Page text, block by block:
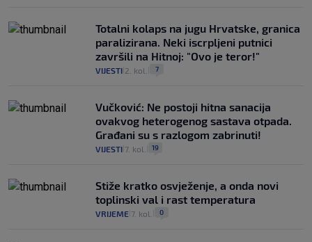
Totalni kolaps na jugu Hrvatske, granica
paralizirana. Neki iscrpljeni putnici
završili na Hitnoj: "Ovo je teror!"
VIJESTI 2. kol. 7
Vučković: Ne postoji hitna sanacija
ovakvog heterogenog sastava otpada.
Građani su s razlogom zabrinuti!
VIJESTI 7. kol. 19
Stiže kratko osvježenje, a onda novi
toplinski val i rast temperatura
VRIJEME 7. kol. 0